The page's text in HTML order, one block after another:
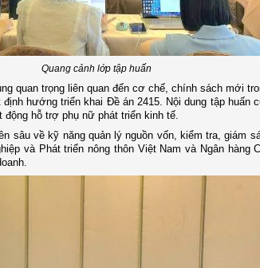
Quang cảnh lớp tập huấn
quan trọng liên quan đến cơ chế, chính sách mới
hướng triển khai Đề án 2415. Nội dung tập huấn
hỗ trợ phụ nữ phát triển kinh tế.
sâu về kỹ năng quản lý nguồn vốn, kiểm tra, giám
và Phát triển nông thôn Việt Nam và Ngân hàng